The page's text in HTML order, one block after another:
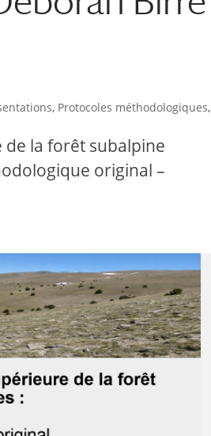
, Protocoles méthodologiques,
la forêt subalpine
original –